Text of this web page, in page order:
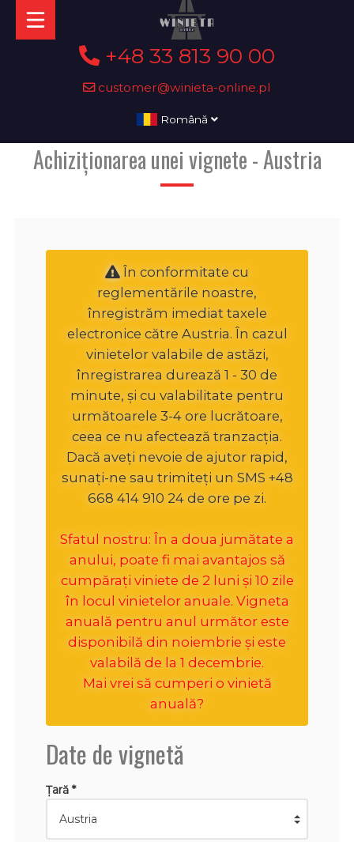
+48 33 813 90 00
customer@winieta-online.pl
Română
Achiziționarea unei vignete - Austria
În conformitate cu
reglementările noastre,
înregistrăm imediat taxele
electronice către Austria. În cazul
vinietelor valabile de astăzi,
înregistrarea durează 1 - 30 de
minute, și cu valabilitate pentru
următoarele 3-4 ore lucrătoare,
ceea ce nu afectează tranzacția.
Dacă aveți nevoie de ajutor rapid,
sunați-ne sau trimiteți un SMS +48
668 414 910 24 de ore pe zi.
Sfatul nostru: În a doua jumătate a
anului, poate fi mai avantajos să
cumpărați viniete de 2 luni și 10 zile
în locul vinietelor anuale. Vigneta
anuală pentru anul următor este
disponibilă din noiembrie și este
valabilă de la 1 decembrie.
Mai vrei să cumperi o vinietă
anuală?
Date de vignetă
Țară *